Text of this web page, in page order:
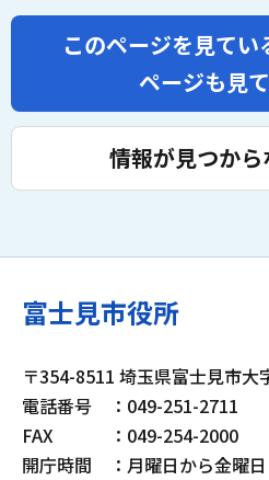
このページを見てい
ページも見
情報が見つか
富士見市役所
〒354-8511 埼玉県富士見市大
電話番号
：049-251-2711
FAX
：049-254-2000
開庁時間
：月曜日から金曜